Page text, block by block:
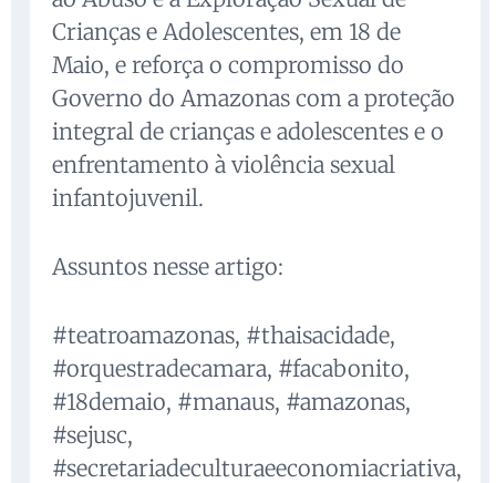
Crianças e Adolescentes, em 18 de
Maio, e reforça o compromisso do
Governo do Amazonas com a proteção
integral de crianças e adolescentes e o
enfrentamento à violência sexual
infantojuvenil.
Assuntos nesse artigo:
#teatroamazonas, #thaisacidade,
#orquestradecamara, #facabonito,
#18demaio, #manaus, #amazonas,
#sejusc,
#secretariadeculturaeeconomiacriativa,